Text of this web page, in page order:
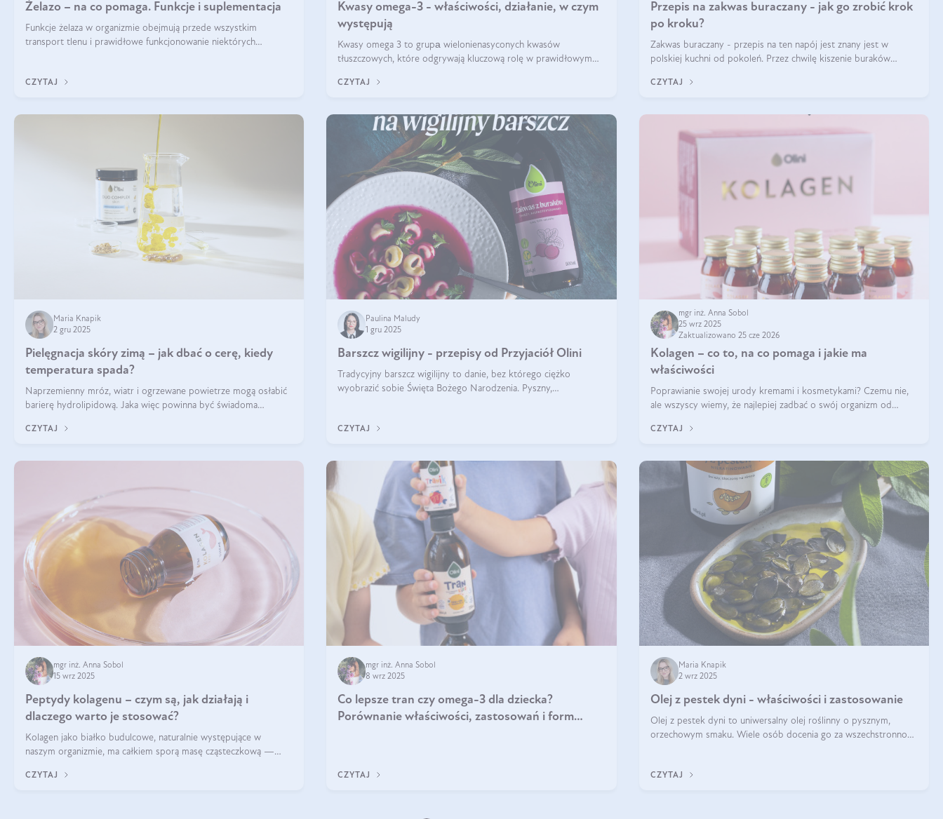
Żelazo – na co pomaga. Funkcje i suplementacja
Funkcje żelaza w organizmie obejmują przede wszystkim
transport tlenu i prawidłowe funkcjonowanie niektórych
etapie życia.
CZYTAJ
Kwasy omega-3 - właściwości, działanie, w czym
występują
Kwasy omega 3 to grupа wielonienasyconych kwasów
tłuszczowych, które odgrywają kluczową rolę w prawidłowym
układu odpornościowego.
CZYTAJ
Przepis na zakwas buraczany - jak go zrobić krok
po kroku?
Zakwas buraczany - przepis na ten napój jest znany jest w
polskiej kuchni od pokoleń. Przez chwilę kiszenie buraków
na fali popularności na
CZYTAJ
Maria Knapik
2 gru 2025
Pielęgnacja skóry zimą – jak dbać o cerę, kiedy
temperatura spada?
Naprzemienny mróz, wiatr i ogrzewane powietrze mogą osłabić
barierę hydrolipidową. Jaka więc powinna być świadoma
CZYTAJ
Paulina Maludy
1 gru 2025
Barszcz wigilijny - przepisy od Przyjaciół Olini
Tradycyjny barszcz wigilijny to danie, bez którego ciężko
wyobrazić sobie Święta Bożego Narodzenia. Pyszny,
CZYTAJ
mgr inż. Anna Sobol
25 wrz 2025
Zaktualizowano 25 cze 2026
Kolagen – co to, na co pomaga i jakie ma
właściwości
Poprawianie swojej urody kremami i kosmetykami? Czemu nie,
ale wszyscy wiemy, że najlepiej zadbać o swój organizm od
zewnętrzny prezentował się zdrowo i atrakcyjnie. Stosowanie
CZYTAJ
mgr inż. Anna Sobol
15 wrz 2025
Peptydy kolagenu – czym są, jak działają i
dlaczego warto je stosować?
Kolagen jako białko budulcowe, naturalnie występujące w
naszym organizmie, ma całkiem sporą masę cząsteczkową —
formie, byłby trudno strawialny. Aby był lepiej przyswajalny i
CZYTAJ
mgr inż. Anna Sobol
8 wrz 2025
Co lepsze tran czy omega-3 dla dziecka?
Porównanie właściwości, zastosowań i form
CZYTAJ
Maria Knapik
2 wrz 2025
Olej z pestek dyni - właściwości i zastosowanie
Olej z pestek dyni to uniwersalny olej roślinny o pysznym,
orzechowym smaku. Wiele osób docenia go za wszechstronność,
CZYTAJ